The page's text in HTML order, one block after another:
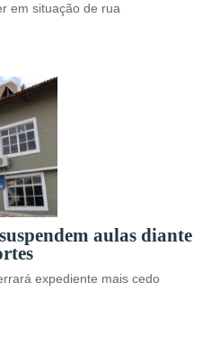
em situação de rua
aulas diante
expediente mais cedo